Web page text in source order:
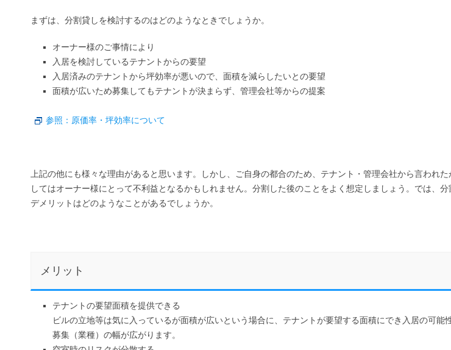
まずは、分割貸しを検討するのはどのようなときでしょうか。
オーナー様のご事情により
入居を検討しているテナントからの要望
入居済みのテナントから坪効率が悪いので、面積を減らしたいとの要望
面積が広いため募集してもテナントが決まらず、管理会社等からの提案
参照：原価率・坪効率について
上記の他にも様々な理由があると思います。しかし、ご自身の都合のため、テナント・管理会社から言われ
してはオーナー様にとって不利益となるかもしれません。分割した後のことをよく想定しましょう。では、分
デメリットはどのようなことがあるでしょうか。
メリット
テナントの要望面積を提供できる
ビルの立地等は気に入っているが面積が広いという場合に、テナントが要望する面積にでき入居の可能
募集（業種）の幅が広がります。